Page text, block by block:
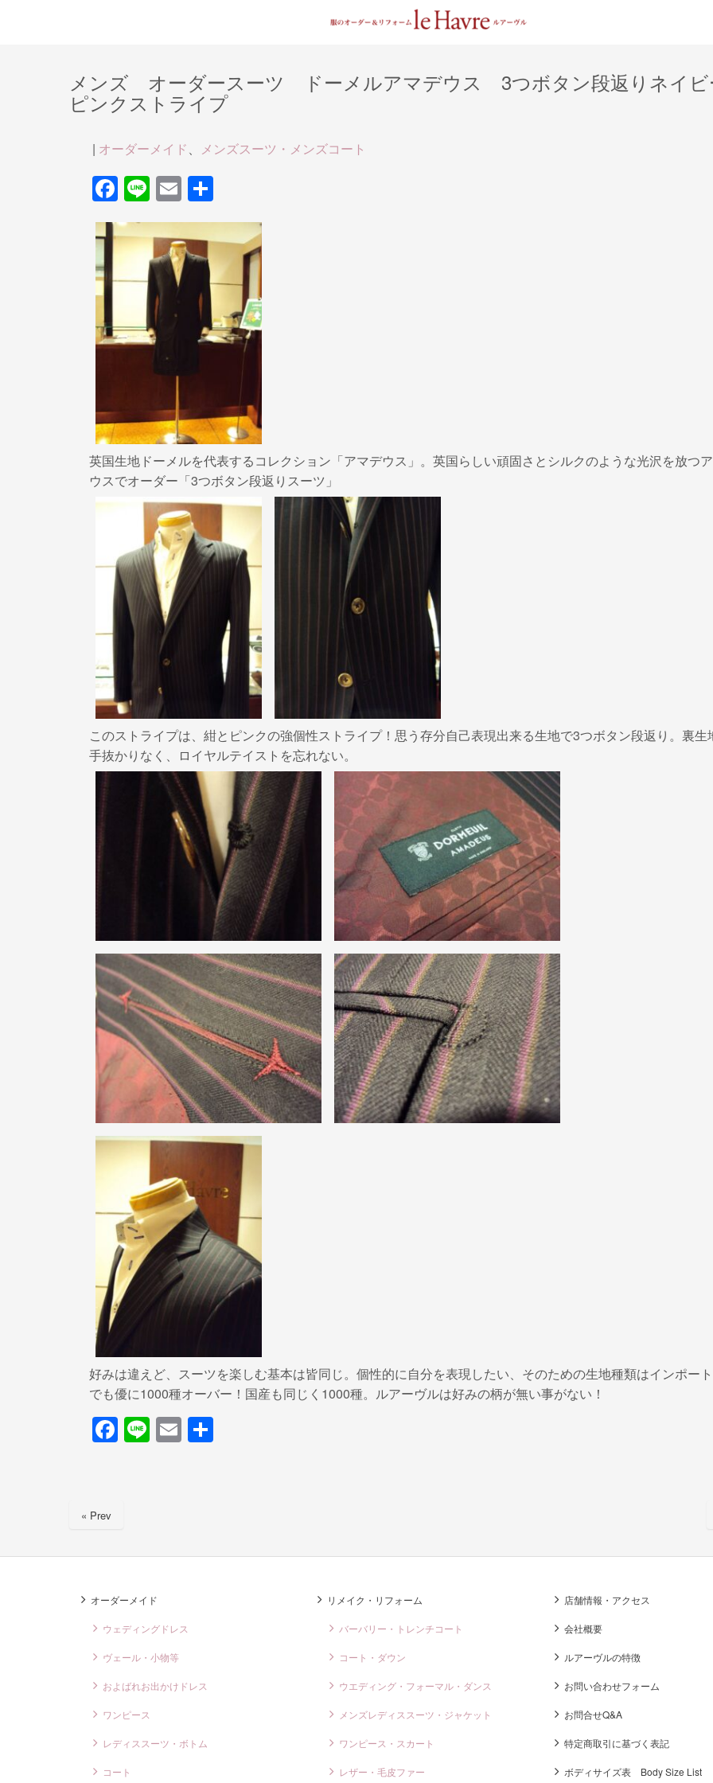
メンズ オーダースーツ ドーメルアマデウス 3つボタン段返りネイビ
ピンクストライプ
| オーダーメイド、 メンズスーツ・メンズコート
F
a
c
e
b
o
o
Li
n
e
E
m
ail
有
英国生地ドーメルを代表するコレクション「アマデウス」。英国らしい頑固さとシルクのような光沢を放つ
ウスでオーダー「3つボタン段返りスーツ」
このストライプは、紺とピンクの強個性ストライプ！思う存分自己表現出来る生地で3つボタン段返り。裏生
手抜かりなく、ロイヤルテイストを忘れない。
好みは違えど、スーツを楽しむ基本は皆同じ。個性的に自分を表現したい、そのための生地種類はインポー
でも優に1000種オーバー！国産も同じく1000種。ルアーヴルは好みの柄が無い事がない！
F
a
o
k
Li
n
E
m
« Prev
オーダーメイド
ウェディングドレス
ヴェール・小物等
およばれお出かけドレス
ワンピース
レディススーツ・ボトム
コート
リメイク・リフォーム
バーバリー・トレンチコート
コート・ダウン
ウエディング・フォーマル・ダンス
メンズレディススーツ・ジャケット
ワンピース・スカート
レザー・毛皮ファー
店舗情報・アクセス
会社概要
ルアーヴルの特徴
お問い合わせフォーム
お問合せQ&A
特定商取引に基づく表記
ボディサイズ表 Body Size List